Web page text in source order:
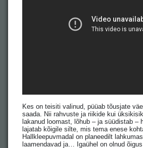
Kes on teisiti valinud, püüab tõusjate
saada. Nii rahvuste ja riikide kui
lakanud loomast, lõhub – ja süüdistab –
lajatab kõigile silte, mis tema enese
Hallkleepuvmadal on planeedilt
laamendavad ja… Igaühel on olnud